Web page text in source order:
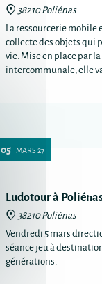
38210 Poliénas
La ressourcerie mobile
collecte des objets qui
vie. Mise en place par
intercommunale, elle
05 MARS 27
Ludotour à
38210 Poliénas
Vendredi 5 mars
séance jeu à
générations.